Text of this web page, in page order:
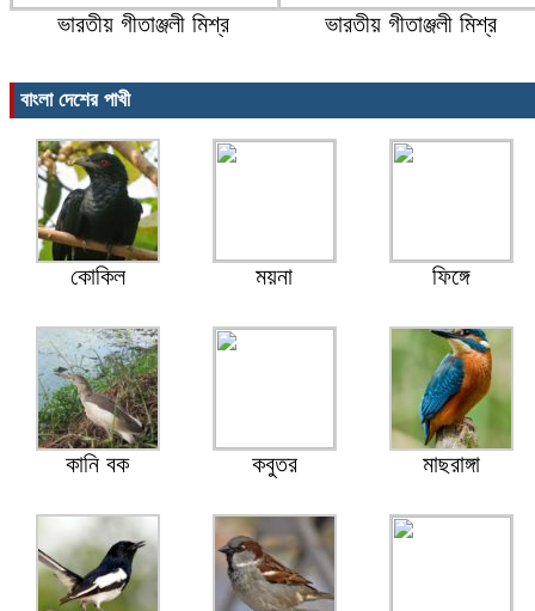
ভারতীয় গীতাঞ্জলী মিশ্র ভারতীয় গীতাঞ্জলী মিশ্র
বাংলা দেশের পাখী
কোকিল ময়না ফিঙ্গে
কানি বক কবুতর মাছরাঙ্গা